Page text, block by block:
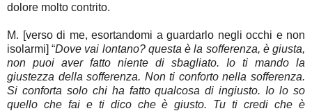
dolore molto contrito.
M. [verso di me, esortandomi a guardarlo negli occhi e non
isolarmi] “Dove vai lontano? questa è la sofferenza, è giusta,
non puoi aver fatto niente di sbagliato. Io ti mando la
giustezza della sofferenza. Non ti conforto nella sofferenza.
Si conforta solo chi ha fatto qualcosa di ingiusto. Io lo so
quello che fai e ti dico che è giusto. Tu ti credi che è